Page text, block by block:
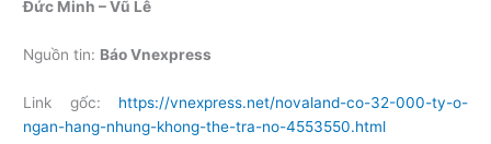
Đức Minh – Vũ Lê
Nguồn tin: Báo Vnexpress
Link gốc: https://vnexpress.net/novaland-co-32-000-ty-o-
ngan-hang-nhung-khong-the-tra-no-4553550.html